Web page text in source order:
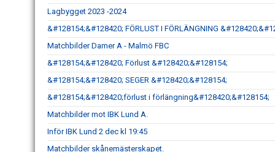
Lagbygget 2023 -2024
&#128154;&#128420; FÖRLUST I FÖRLÄNGNING
Matchbilder Damer A - Malmö FBC
&#128154;&#128420; Förlust &#128420;&#128154;
&#128154;&#128420; SEGER &#128420;&#128154;
&#128154;&#128420;förlust i förlängning&#128420;&#128154;
Matchbilder mot IBK Lund A.
Inför IBK Lund 2 dec kl 19:45
Matchbilder skånemästerskapet.